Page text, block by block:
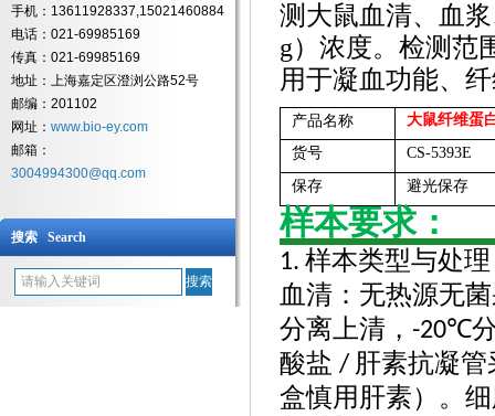
手机：13611928337,15021460884
电话：021-69985169
传真：021-69985169
地址：上海嘉定区澄浏公路52号
邮编：201102
网址： www.bio-ey.com
邮箱：
3004994300@qq.com
搜索 Search
测大鼠血清、血
g）浓度。检测范
用于凝血功能、
产品名称
大鼠纤维蛋
货号
CS-5393E
保存
避光保存
样本要求：
1. 样本类型与处理
血清：无热源无
分离上清， -20℃
酸盐 / 肝素抗凝
盒慎用肝素）。